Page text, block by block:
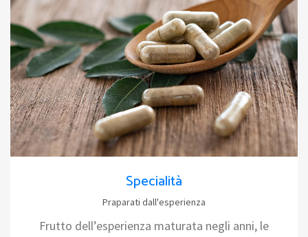
Specialità
Praparati dall'esperienza
Frutto dell’esperienza maturata negli anni, le